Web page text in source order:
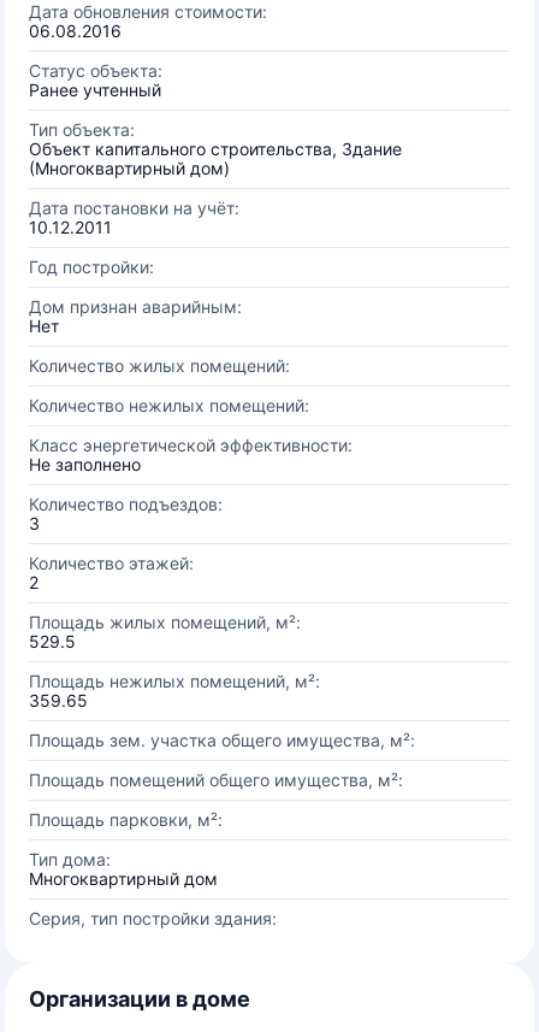
Дата обновления стоимости:
06.08.2016
Статус объекта:
Ранее учтенный
Тип объекта:
Объект капитального строительства, Здание
(Многоквартирный дом)
Дата постановки на учёт:
10.12.2011
Год постройки:
Дом признан аварийным:
Нет
Количество жилых помещений:
Количество нежилых помещений:
Класс энергетической эффективности:
Не заполнено
Количество подъездов:
3
Количество этажей:
2
Площадь жилых помещений, м²:
529.5
Площадь нежилых помещений, м²:
359.65
Площадь зем. участка общего имущества, м²:
Площадь помещений общего имущества, м²:
Площадь парковки, м²:
Тип дома:
Многоквартирный дом
Серия, тип постройки здания:
Организации в доме